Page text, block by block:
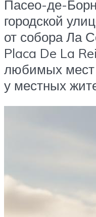
Пасео-де-
городской
от собора Ла
Placa De La
любимых мест
у местных